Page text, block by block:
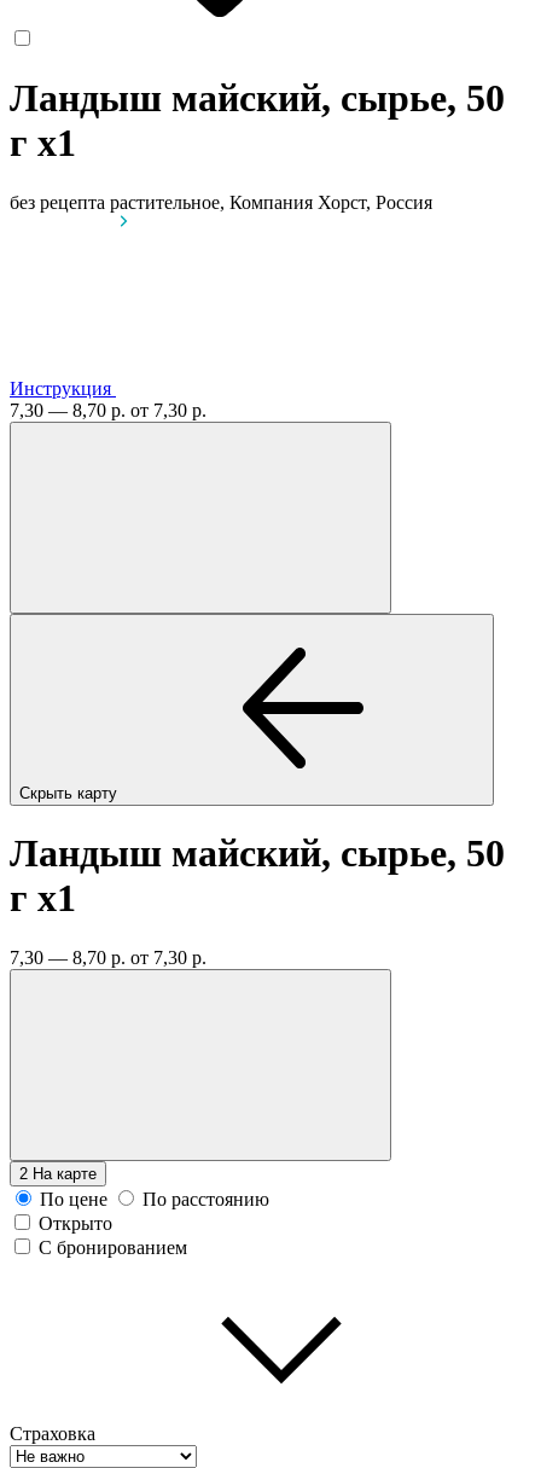
Ландыш майский, сырье, 50
г x1
без рецепта растительное, Компания Хорст, Россия
Инструкция
7,30 — 8,70 р. от 7,30 р.
Скрыть карту
Ландыш майский, сырье, 50
г x1
7,30 — 8,70 р. от 7,30 р.
2 На карте
По цене
По расстоянию
Открыто
С бронированием
Страховка